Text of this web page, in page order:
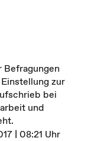
Befragungen
zur
bei
und
| 08:21 Uhr